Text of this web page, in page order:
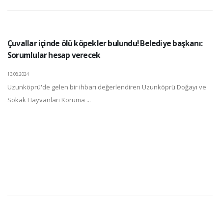
Çuvallar içinde ölü köpekler bulundu! Belediye başkanı:
Sorumlular hesap verecek
13.08.2024
Uzunköprü'de gelen bir ihbarı değerlendiren Uzunköprü Doğayı ve
Sokak Hayvanları Koruma ...